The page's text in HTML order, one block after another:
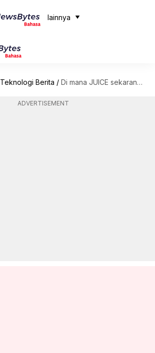
lainnya
Teknologi Berita / Di mana JUICE sekarang dan apa misi selanjutnya
ADVERTISEMENT